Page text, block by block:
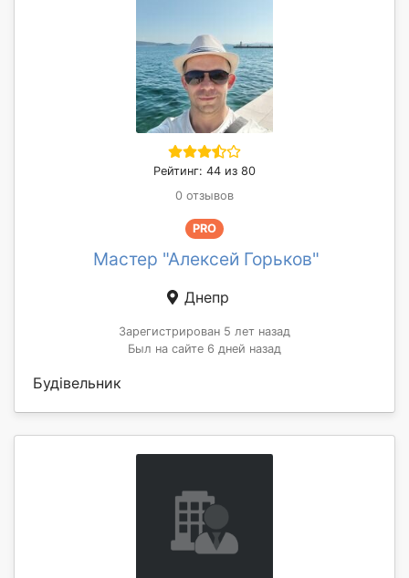
Рейтинг: 44 из 80
0 отзывов
PRO
Мастер "Алексей Горьков"
Днепр
Зарегистрирован 5 лет назад
Был на сайте 6 дней назад
Будівельник